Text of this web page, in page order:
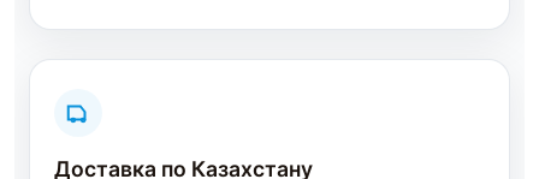
Доставка по Казахстану